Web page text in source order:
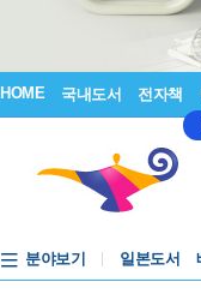
HOME 국내도서 전자책
분야보기 일본도서